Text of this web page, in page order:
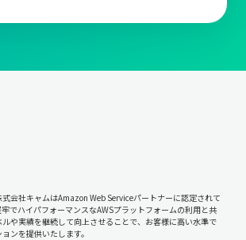
会社キャムはAmazon Web Serviceパートナーに認定されて
牢でハイパフォーマンスなAWSプラットフォームの利用と共
ルや実績を継続して向上させることで、お客様に高い水準で
ンを提供いたします。